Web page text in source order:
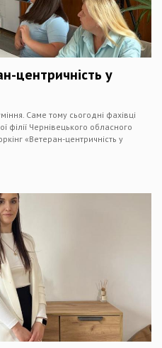
центричність у
Саме тому сьогодні фахівці
філії Чернівецького обласного
«Ветеран-центричність у